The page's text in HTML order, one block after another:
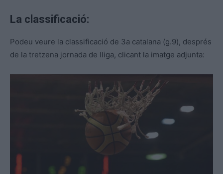
La classificació:
Podeu veure la classificació de 3a catalana (g.9), després
de la tretzena jornada de lliga, clicant la imatge adjunta: